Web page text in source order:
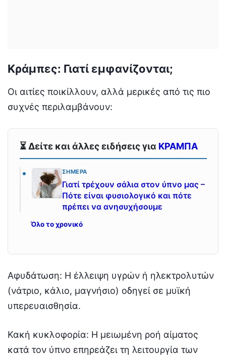
Κράμπες: Γιατί εμφανίζονται;
Οι αιτίες ποικίλλουν, αλλά μερικές από τις πιο
συχνές περιλαμβάνουν:
⏳ Δείτε και άλλες ειδήσεις για ΚΡΑΜΠΑ
ΣΉΜΕΡΑ
Γιατί τρέχουν σάλια στον ύπνο μας –
Πότε είναι φυσιολογικό και πότε
πρέπει να ανησυχήσουμε
Όλο το χρονικό
Αφυδάτωση: Η έλλειψη υγρών ή ηλεκτρολυτών
(νάτριο, κάλιο, μαγνήσιο) οδηγεί σε μυϊκή
υπερευαισθησία.
Κακή κυκλοφορία: Η μειωμένη ροή αίματος
κατά τον ύπνο επηρεάζει τη λειτουργία των